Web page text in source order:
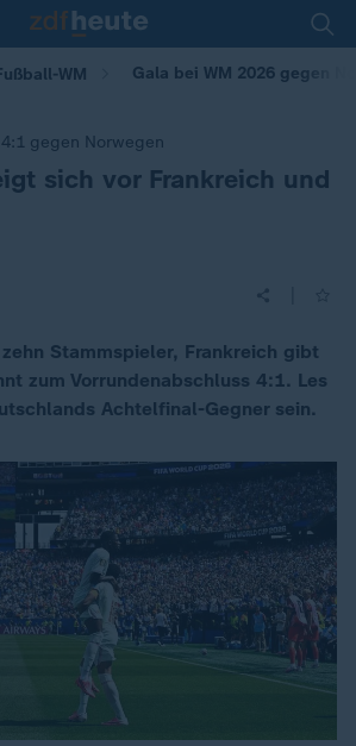
WM Gala bei WM 2026 gegen
gegen Norwegen
sich vor Frankreich und
Stammspieler, Frankreich gibt
zum Vorrundenabschluss 4:1. Les
Achtelfinal-Gegner sein.